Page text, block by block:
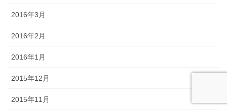
2016年3月
2016年2月
2016年1月
2015年12月
2015年11月